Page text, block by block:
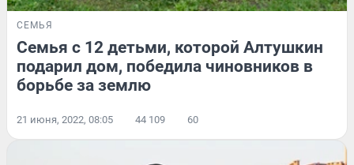
СЕМЬЯ
Семья с 12 детьми, которой Алтушкин
подарил дом, победила чиновников в
борьбе за землю
21 июня, 2022, 08:05 44 109 60